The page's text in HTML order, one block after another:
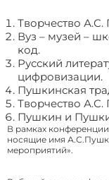
Творчество
Вуз – музей –
код.
Русский
цифровизации.
Пушкинская
Творчество
Пушкин и
В рамках
носящие имя
мероприятий».